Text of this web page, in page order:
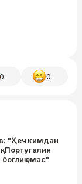
0 0
"Ҳеч кимдан
Португалия
эмас"